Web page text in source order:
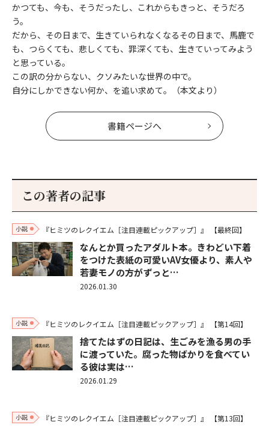
かつても、今も、そうだったし、これからもきっと、そうだろ
う。
だから、その日まで、生きていられなくなるその日まで、馬鹿で
も、つらくても、悲しくても、罪深くても、生きていってみよう
と思っている。
この訳の分からない、クソみたいな世界の中で。
自分にしかできない何か、を追い求めて。（本文より）
書籍ページへ
この著者の記事
小説 『ヒミツのレクイエム［注目連載ピックアップ］』 【最終回】
なんとか買ったアダルト本。きわどい下着
をつけた表紙の可愛いAV女優より、素人や
若妻モノの方がずっと…
2026.01.30
小説 『ヒミツのレクイエム［注目連載ピックアップ］』 【第14回】
捨てたはずの日記は、生ごみを漁る男の手
に渡っていた。腐った物ばかりを食べてい
る彼は実は…
2026.01.29
小説 『ヒミツのレクイエム［注目連載ピックアップ］』 【第13回】